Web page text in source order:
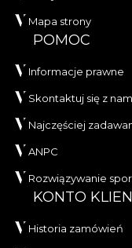
Mapa strony
POMOC
Informacje prawne
Skontaktuj się z
Najczęściej
ANPC
Rozwiązywanie
KONTO
Historia zamówień